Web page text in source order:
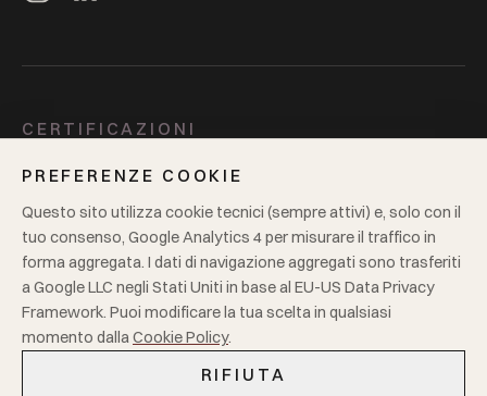
CERTIFICAZIONI
ISO 9001ISO 14001GOTS GRS
LEGALE
PrivacyCookie policyP.IVA00181680125
Mario Cucchetti Tessuti S.r.l.·
PREFERENZE COOKIE
Questo sito utilizza cookie tecnici (sempre attivi) e, solo con il
tuo consenso, Google Analytics 4 per misurare il traffico in
forma aggregata. I dati di navigazione aggregati sono trasferiti
a Google LLC negli Stati Uniti in base al EU-US Data Privacy
Framework. Puoi modificare la tua scelta in qualsiasi
momento dallaCookie Policy.
RIFIUTA